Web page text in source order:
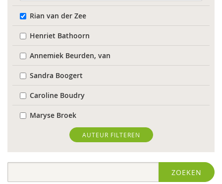
Rian van der Zee
Henriet Bathoorn
Annemiek Beurden, van
Sandra Boogert
Caroline Boudry
Maryse Broek
Kees Broekhof
Astrid de Bruin
AUTEUR FILTEREN
ZOEKEN